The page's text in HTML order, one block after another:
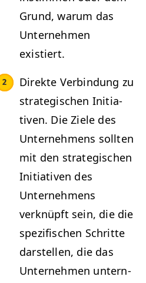
Grund, warum das
Unternehmen
existiert.
Direk­te Verbindung zu
strate­gis­chen Ini­tia­
tiv­en. Die Ziele des
Unternehmens soll­ten
mit den strate­gis­chen
Ini­tia­tiv­en des
Unternehmens
verknüpft sein, die die
spez­i­fis­chen Schritte
darstellen, die das
Unternehmen untern­